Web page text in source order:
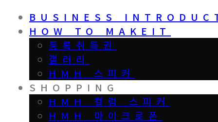
BUSINESS
HOW TO MAKEIT
등록취득권
갤러리
HMH 스피커
SHOPPING
HMH 컬럼 스피커
HMH 마이크로폰